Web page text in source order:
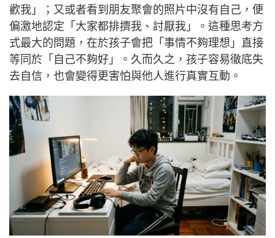
歡我」；又或者看到朋友聚會的照片中沒有自己，便
偏激地認定「大家都排擠我、討厭我」。這種思考方
式最大的問題，在於孩子會把「事情不夠理想」直接
等同於「自己不夠好」。久而久之，孩子容易徹底失
去自信，也會變得更害怕與他人進行真實互動。